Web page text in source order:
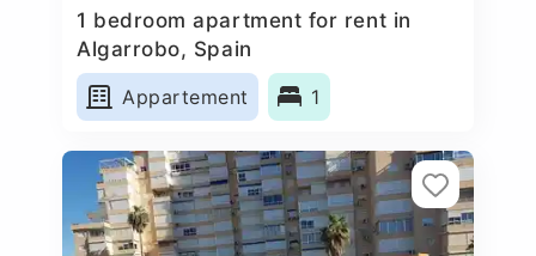
1 bedroom apartment for rent in
Algarrobo, Spain
Appartement
1